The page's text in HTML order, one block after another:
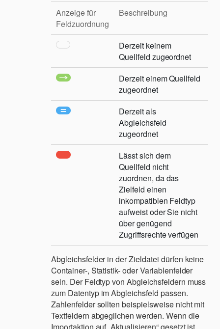
Anzeige für
Feldzuordnung
Beschreibung
Derzeit keinem
Quellfeld zugeordnet
Derzeit einem Quellfeld
zugeordnet
Derzeit als
Abgleichsfeld
zugeordnet
Lässt sich dem
Quellfeld nicht
zuordnen, da das
Zielfeld einen
inkompatiblen Feldtyp
aufweist oder Sie nicht
über genügend
Zugriffsrechte verfügen
Abgleichsfelder in der Zieldatei dürfen keine
Container-, Statistik- oder Variablenfelder
sein. Der Feldtyp von Abgleichsfeldern muss
zum Datentyp im Abgleichsfeld passen.
Zahlenfelder sollten beispielsweise nicht mit
Textfeldern abgeglichen werden. Wenn die
Importaktion auf „Aktualisieren“ gesetzt ist,